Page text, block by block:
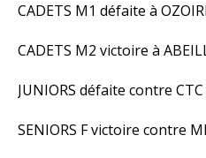
CADETS M1 défaite à
CADETS M2 victoire à
JUNIORS défaite contre
SENIORS F victoire contre